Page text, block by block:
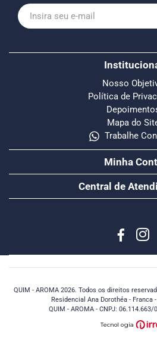
Nosso
Política de
Trabalhe
Mapa do
Minha
Central de
QUIM - AROMA 2026. Todos os direitos
Residencial Ana Dorothéa - Franca
QUIM - AROMA - CNPJ: 06.114.663/
Tecnol ogia